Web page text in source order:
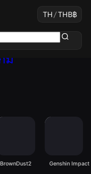
TH/THB฿
BrownDust2 Genshin Impact